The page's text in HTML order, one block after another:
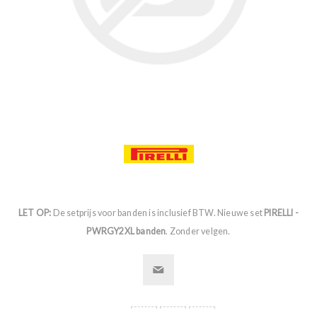
LET OP: De setprijs voor banden is inclusief BTW. Nieuwe set PIRELLI -
PWRGY2XL banden. Zonder velgen.